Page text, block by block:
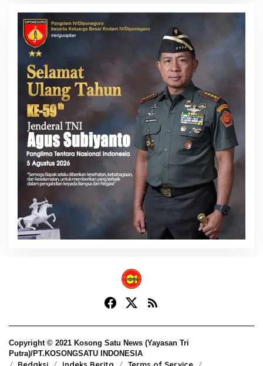
Copyright © 2021 Kosong Satu News (Yayasan Tri
Putra)/PT.KOSONGSATU INDONESIA